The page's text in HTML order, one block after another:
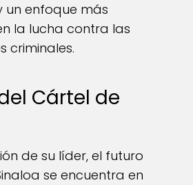
un enfoque más
la lucha contra las
criminales.
Cártel de
de su líder, el futuro
se encuentra en